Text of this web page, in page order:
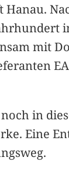
mit
in
Eine